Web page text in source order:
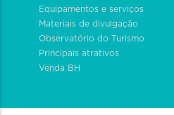
Equipamentos e serviços
Materiais de divulgação
Observatório do Turismo
Principais atrativos
Venda BH